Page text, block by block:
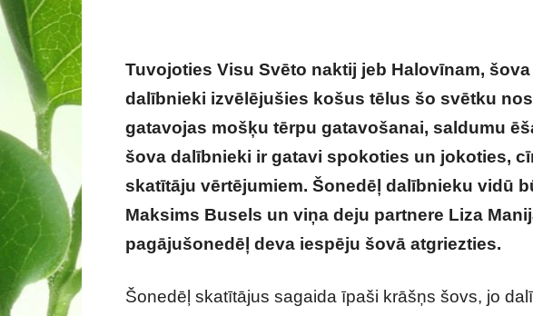
Tuvojoties Visu Svēto naktij jeb Halovīnam, šova
dalībnieki izvēlējušies košus tēlus šo svētku
gatavojas mošķu tērpu gatavošanai, saldumu
šova dalībnieki ir gatavi spokoties un jokoties,
skatītāju vērtējumiem. Šonedēļ dalībnieku vidū
Maksims Busels un viņa deju partnere Liza
pagājušonedēļ deva iespēju šovā atgriezties.
Šonedēļ skatītājus sagaida īpaši krāšņs šovs, jo